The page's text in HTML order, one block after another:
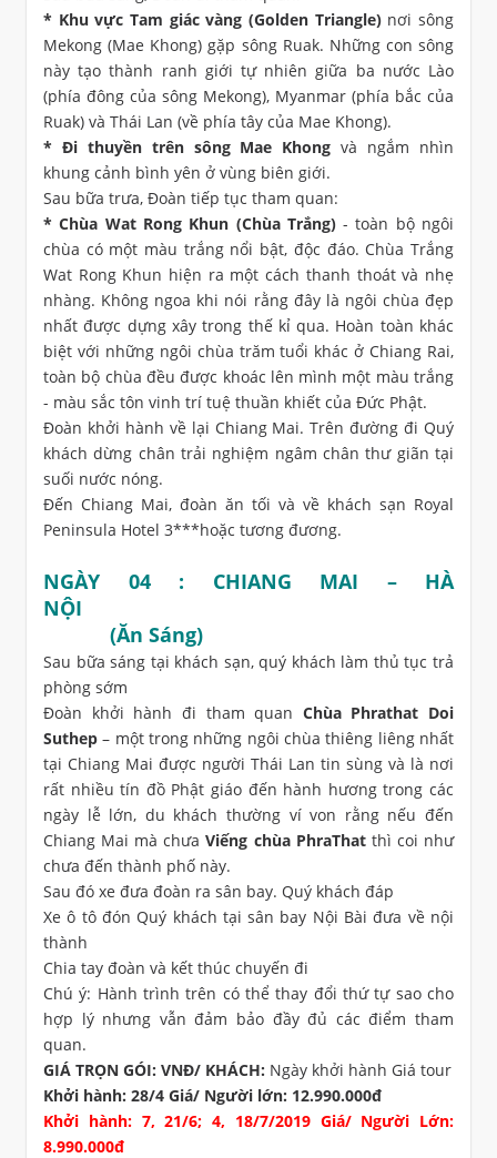
* Khu vực Tam giác vàng (Golden Triangle) nơi sông
Mekong (Mae Khong) gặp sông Ruak. Những con sông
này tạo thành ranh giới tự nhiên giữa ba nước Lào
(phía đông của sông Mekong), Myanmar (phía bắc của
Ruak) và Thái Lan (về phía tây của Mae Khong).
* Đi thuyền trên sông Mae Khong và ngắm nhìn
khung cảnh bình yên ở vùng biên giới.
Sau bữa trưa, Đoàn tiếp tục tham quan:
* Chùa Wat Rong Khun (Chùa Trắng)- toàn bộ ngôi
chùa có một màu trắng nổi bật, độc đáo. Chùa Trắng
Wat Rong Khun hiện ra một cách thanh thoát và nhẹ
nhàng. Không ngoa khi nói rằng đây là ngôi chùa đẹp
nhất được dựng xây trong thế kỉ qua. Hoàn toàn khác
biệt với những ngôi chùa trăm tuổi khác ở Chiang Rai,
toàn bộ chùa đều được khoác lên mình một màu trắng
- màu sắc tôn vinh trí tuệ thuần khiết của Đức Phật.
Đoàn khởi hành về lại Chiang Mai. Trên đường đi Quý
khách dừng chân trải nghiệm ngâm chân thư giãn tại
suối nước nóng.
Đến Chiang Mai, đoàn ăn tối và về khách sạn Royal
Peninsula Hotel 3***hoặc tương đương.
NGÀY 04 : CHIANG MAI – HÀ
NỘI
(Ăn Sáng)
Sau bữa sáng tại khách sạn, quý khách làm thủ tục trả
phòng sớm
Đoàn khởi hành đi tham quan Chùa Phrathat Doi
Suthep– một trong những ngôi chùa thiêng liêng nhất
tại Chiang Mai được người Thái Lan tin sùng và là nơi
rất nhiều tín đồ Phật giáo đến hành hương trong các
ngày lễ lớn, du khách thường ví von rằng nếu đến
Chiang Mai mà chưaViếng chùa PhraThat thì coi như
chưa đến thành phố này.
Sau đó xe đưa đoàn ra sân bay. Quý khách đáp
Xe ô tô đón Quý khách tại sân bay Nội Bài đưa về nội
thành
Chia tay đoàn và kết thúc chuyến đi
Chú ý: Hành trình trên có thể thay đổi thứ tự sao cho
hợp lý nhưng vẫn đảm bảo đầy đủ các điểm tham
quan.
GIÁ TRỌN GÓI: VNĐ/ KHÁCH: Ngày khởi hành Giá tour
Khởi hành: 28/4 Giá/ Người lớn: 12.990.000đ
Khởi hành: 7, 21/6; 4, 18/7/2019 Giá/ Người Lớn:
8.990.000đ